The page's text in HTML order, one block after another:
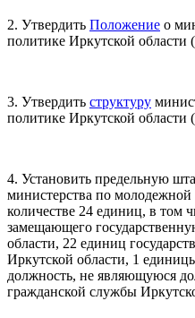
2. Утвердить Положение о
политике Иркутской области
3. Утвердить структуру
политике Иркутской области
4. Установить предельную
министерства по
количестве 24 единиц, в том
замещающего
области, 22 единиц
Иркутской области, 1
должность, не являющуюся
гражданской службы